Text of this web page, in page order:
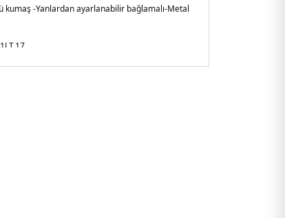
kumaş-Yanlardan ayarlanabilir bağlamalı-Metal